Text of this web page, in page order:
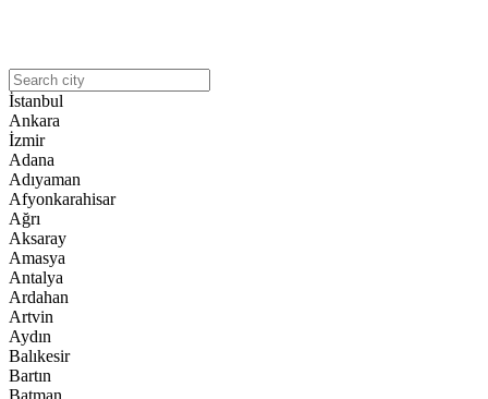
İstanbul
Ankara
İzmir
Adana
Adıyaman
Afyonkarahisar
Ağrı
Aksaray
Amasya
Antalya
Ardahan
Artvin
Aydın
Balıkesir
Bartın
Batman